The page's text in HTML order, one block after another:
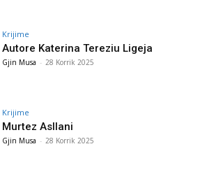
Krijime
Autore Katerina Tereziu Ligeja
Gjin Musa - 28 Korrik 2025
Krijime
Murtez Asllani
Gjin Musa - 28 Korrik 2025